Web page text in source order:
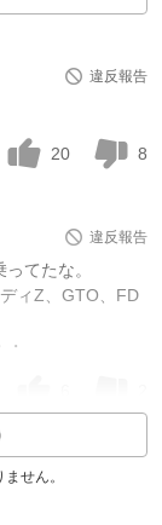
違反報告
20 8
違反報告
てたな。
ィZ、GTO、FD
せん。